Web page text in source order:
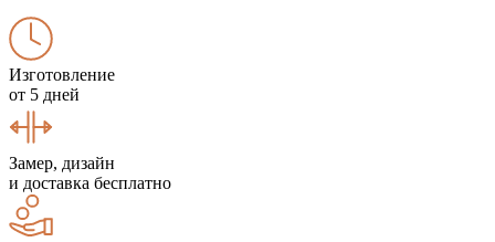
Изготовление
от 5 дней
Замер, дизайн
и доставка бесплатно